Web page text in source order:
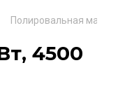
Полировальная машина
4500